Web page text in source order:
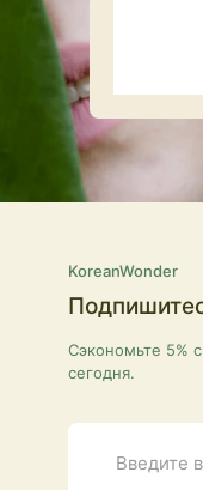
KoreanWonder
Сэкономьте 5%
сегодня.